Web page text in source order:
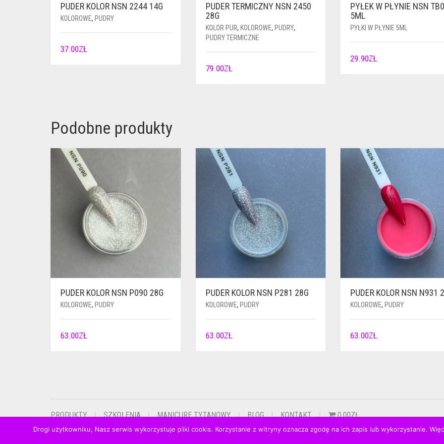
PUDER KOLOR NSN 2244 14G
KOLOROWE, PUDRY
37.00ZŁ
PUDER TERMICZNY NSN 2450
28G
KOLOR PUR, KOLOROWE, PUDRY,
PUDRY TERMICZNE
79.00ZŁ
PYŁEK W PŁYNIE NSN
5ML
PYŁKI W PŁYNIE 5ML
29.90ZŁ
Podobne produkty
PUDER KOLOR NSN P090 28G
KOLOROWE, PUDRY
63.00ZŁ
PUDER KOLOR NSN P281 28G
KOLOROWE, PUDRY
63.00ZŁ
PUDER KOLOR NSN N931
KOLOROWE, PUDRY
63.00ZŁ
PRODUKTY SZKOLENIA MANICURE TYTANOWY BLOG KONTAKT
0.00ZŁ
ALL RIGHTS RESERVED / CREATED BY WEBMI
Drogi użytkowniku, Nasz serwis wykorzystuje pliki cookis. Korzystanie z witryny oznacza zgodę na ich zapis lub wykorzystanie.